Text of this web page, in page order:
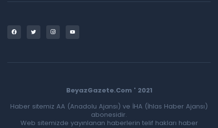
BeyazGazete.Com ' 2021
Haber sitemiz AA (Anadolu Ajansı) ve İHA (İhlas Haber Ajansı)
abonesidir.
Web sitemizde yayınlanan haberlerin telif hakları haber